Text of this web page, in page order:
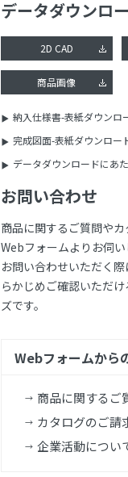
データダウンロ
2D CAD
商品画像
納入仕様書-表紙ダウンロ
完成図面-表紙ダウンロー
データダウンロードにあ
お問い合わせ
商品に関するご質問やカ
Webフォームよりお伺い
お問い合わせいただく
らかじめご確認いただ
ズです。
Webフォームから
商品に関するご
カタログのご請
企業活動につい